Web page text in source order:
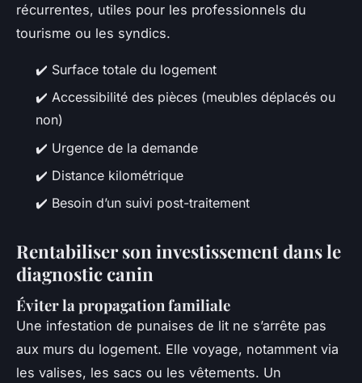
récurrentes, utiles pour les professionnels du
tourisme ou les syndics.
✔️ Surface totale du logement
✔️ Accessibilité des pièces (meubles déplacés ou
non)
✔️ Urgence de la demande
✔️ Distance kilométrique
✔️ Besoin d’un suivi post-traitement
Rentabiliser son investissement dans le
diagnostic canin
Éviter la propagation familiale
Une infestation de punaises de lit ne s’arrête pas
aux murs du logement. Elle voyage, notamment via
les valises, les sacs ou les vêtements. Un